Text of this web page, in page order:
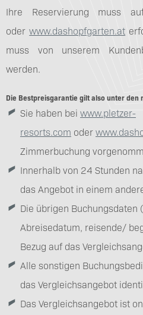
Ihre Reservierung muss
oderwww.dashopfgarten.at
muss von unserem
werden.
Die Bestpreisgarantie gilt also unter den
Sie haben bei www.pletzer-
resorts.com oder
Zimmerbuchung
Innerhalb von 24 Stunden
das Angebot in einem
Die übrigen Buchungsdaten
Abreisedatum, reisende/
Bezug auf das
Alle sonstigen
das Vergleichsangebot
Das Vergleichsangebot ist